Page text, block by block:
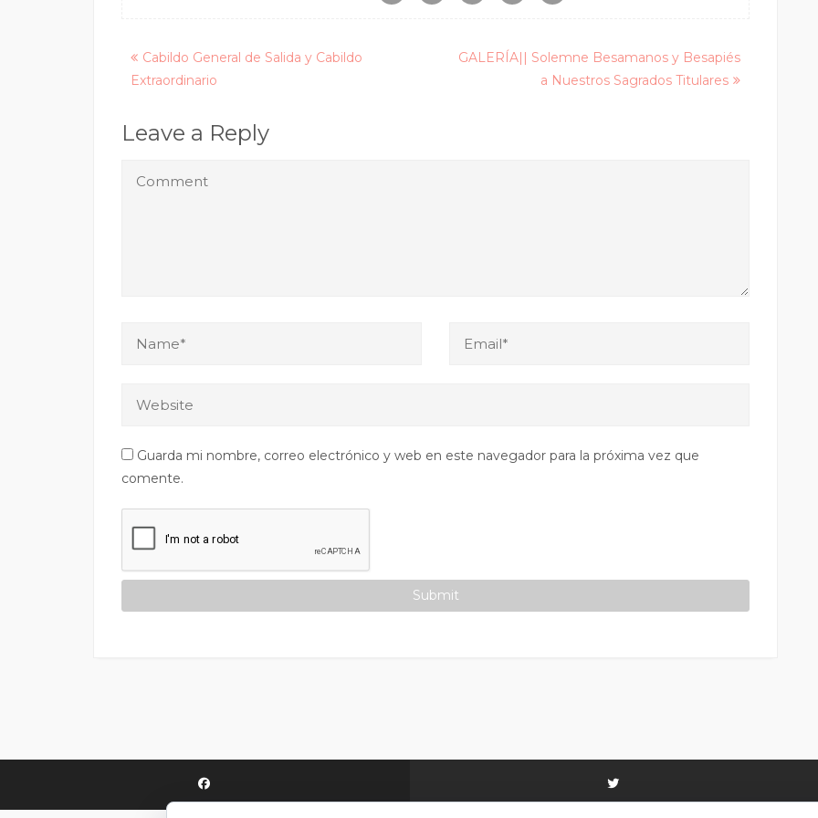
Posts
navigation
Cabildo General de Salida y Cabildo
Extraordinario
GALERÍA|| Solemne Besamanos y Besapiés
a Nuestros Sagrados Titulares
Leave a Reply
Guarda mi nombre, correo electrónico y web en este navegador para la próxima vez que
comente.